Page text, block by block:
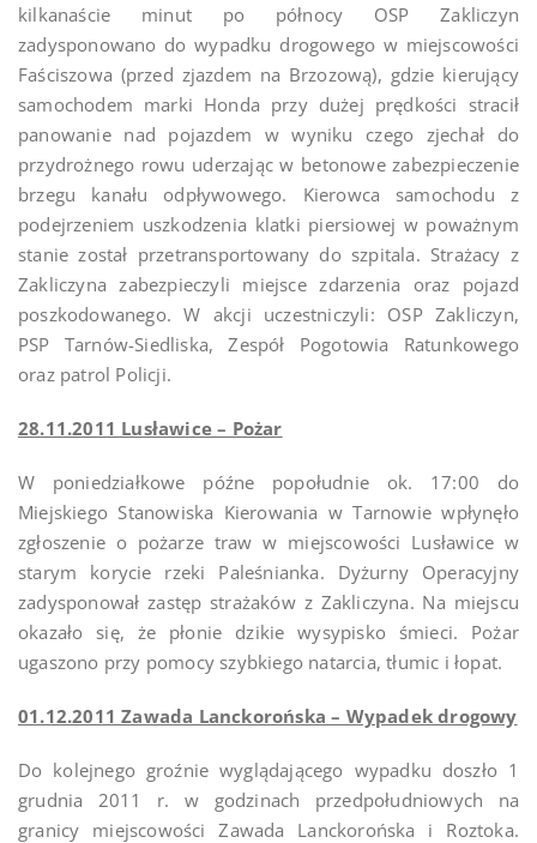
kilkanaście minut po północy OSP Zakliczyn
zadysponowano do wypadku drogowego w miejscowości
Faściszowa (przed zjazdem na Brzozową), gdzie kierujący
samochodem marki Honda przy dużej prędkości stracił
panowanie nad pojazdem w wyniku czego zjechał do
przydrożnego rowu uderzając w betonowe zabezpieczenie
brzegu kanału odpływowego. Kierowca samochodu z
podejrzeniem uszkodzenia klatki piersiowej w poważnym
stanie został przetransportowany do szpitala. Strażacy z
Zakliczyna zabezpieczyli miejsce zdarzenia oraz pojazd
poszkodowanego. W akcji uczestniczyli: OSP Zakliczyn,
PSP Tarnów-Siedliska, Zespół Pogotowia Ratunkowego
oraz patrol Policji.
28.11.2011 Lusławice – Pożar
W poniedziałkowe późne popołudnie ok. 17:00 do
Miejskiego Stanowiska Kierowania w Tarnowie wpłynęło
zgłoszenie o pożarze traw w miejscowości Lusławice w
starym korycie rzeki Paleśnianka. Dyżurny Operacyjny
zadysponował zastęp strażaków z Zakliczyna. Na miejscu
okazało się, że płonie dzikie wysypisko śmieci. Pożar
ugaszono przy pomocy szybkiego natarcia, tłumic i łopat.
01.12.2011 Zawada Lanckorońska – Wypadek drogowy
Do kolejnego groźnie wyglądającego wypadku doszło 1
grudnia 2011 r. w godzinach przedpołudniowych na
granicy miejscowości Zawada Lanckorońska i Roztoka.